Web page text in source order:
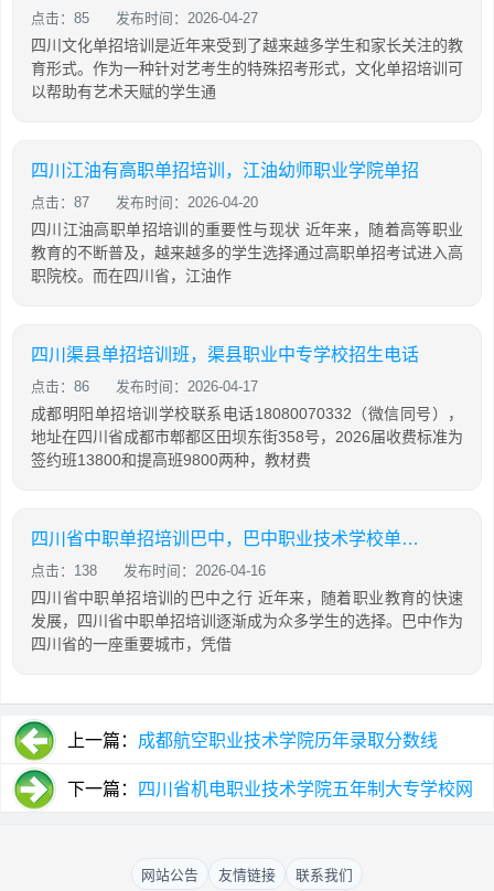
点击：85 发布时间：2026-04-27
四川文化单招培训是近年来受到了越来越多学生和家长关注的教
育形式。作为一种针对艺考生的特殊招考形式，文化单招培训可
以帮助有艺术天赋的学生通
四川江油有高职单招培训，江油幼师职业学院单招
点击：87 发布时间：2026-04-20
四川江油高职单招培训的重要性与现状 近年来，随着高等职业
教育的不断普及，越来越多的学生选择通过高职单招考试进入高
职院校。而在四川省，江油作
四川渠县单招培训班，渠县职业中专学校招生电话
点击：86 发布时间：2026-04-17
成都明阳单招培训学校联系电话18080070332（微信同号），
地址在四川省成都市郫都区田坝东街358号，2026届收费标准为
签约班13800和提高班9800两种，教材费
四川省中职单招培训巴中，巴中职业技术学校单招成绩查询
点击：138 发布时间：2026-04-16
四川省中职单招培训的巴中之行 近年来，随着职业教育的快速
发展，四川省中职单招培训逐渐成为众多学生的选择。巴中作为
四川省的一座重要城市，凭借
上一篇： 成都航空职业技术学院历年录取分数线
下一篇： 四川省机电职业技术学院五年制大专学校网
网站公告 友情链接 联系我们